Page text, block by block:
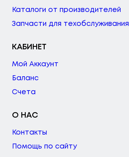
Каталоги от производителей
Запчасти для техобслуживания
КАБИНЕТ
Мой Аккаунт
Баланс
Счета
О НАС
Контакты
Помощь по сайту